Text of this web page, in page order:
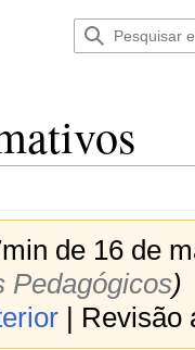
de 16 de
)
| Revisão